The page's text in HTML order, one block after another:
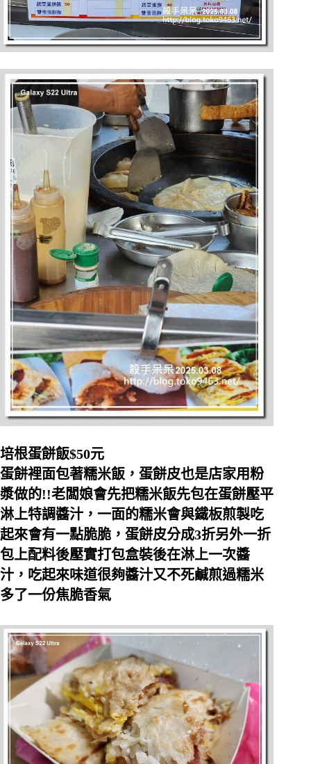
培根蛋餅飯$50元
蛋餅裡面包著糯米飯，蛋餅皮也是店家用粉
漿做的!!老闆娘會先把糯米飯先包在蛋餅壓平
淋上特調醬汁，一面的糯米會與鐵板煎製吃
起來會有一點脆脆，蛋餅皮分成3折另外一折
包上配料後壓實打包盒裝後在淋上一次醬
汁，吃起來味道很夠醬汁又不死鹹煎過糯米
多了一份焦脆香氣